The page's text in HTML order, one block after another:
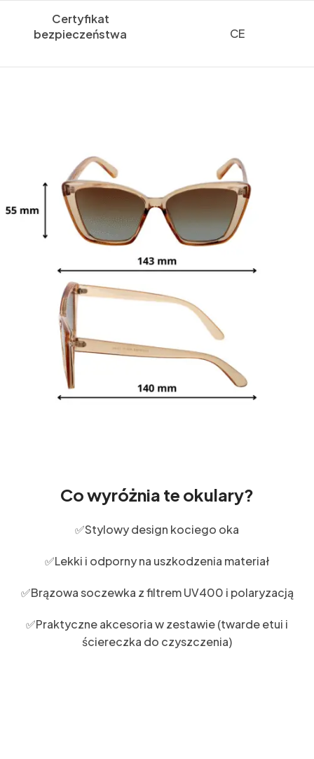
Certyfikat
bezpieczeństwa
CE
Co wyróżnia te okulary?
✅Stylowy design kociego oka
✅Lekki i odporny na uszkodzenia materiał
✅Brązowa soczewka z filtrem UV400 i polaryzacją
✅Praktyczne akcesoria w zestawie (twarde etui i
ściereczka do czyszczenia)